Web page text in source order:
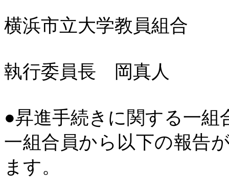
横浜市立大学教員組合
執行委員長 岡真人
●昇進手続きに関する一組
一組合員から以下の報告
ます。